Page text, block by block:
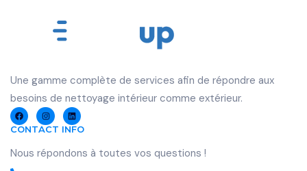
Une gamme complète de services afin de répondre aux
besoins de nettoyage intérieur comme extérieur.
CONTACT INFO
Nous répondons à toutes vos questions !